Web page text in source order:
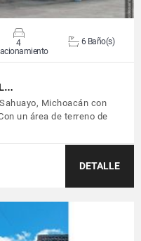
4
6 Baño(s)
Michoacán con
un área de terreno de
DETALLE